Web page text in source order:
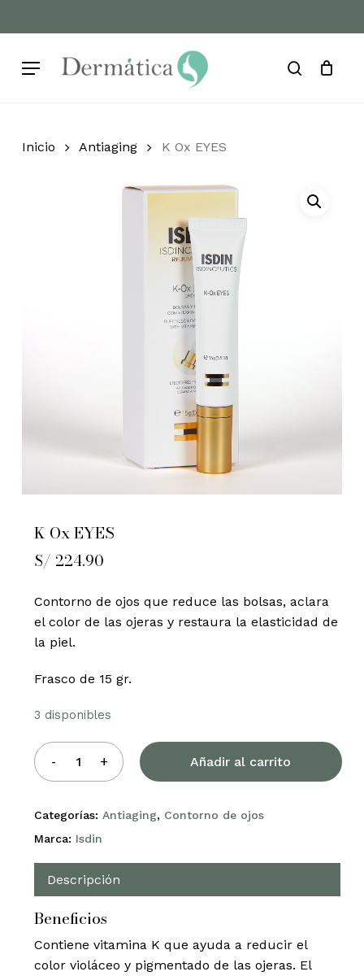
to
content
Menu search
Cart Close
Inicio Antiaging K Ox EYES
K Ox EYES
S/ 224.90
Contorno de ojos que reduce las bolsas, aclara
el color de las ojeras y restaura la elasticidad de
la piel.
Frasco de 15 gr.
3 disponibles
Añadir al carrito
Categorías: Antiaging, Contorno de ojos
Marca: Isdin
Descripción
Beneficios
Contiene vitamina K que ayuda a reducir el
color violáceo y pigmentado de las ojeras. El